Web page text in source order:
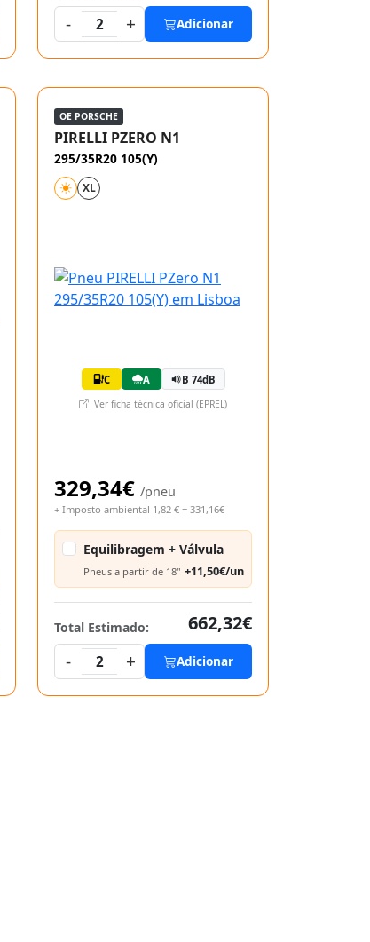
-
2 + Adicionar
OE PORSCHE
PIRELLI PZERO N1
295/35R20 105(Y)
XL
C A B 74dB
Ver ficha técnica oficial (EPREL)
329,34€ /pneu
+ Imposto ambiental 1,82 € = 331,16€
Equilibragem + Válvula
Pneus a partir de 18" +11,50€/un
Total Estimado:
662,32€
-
2 + Adicionar